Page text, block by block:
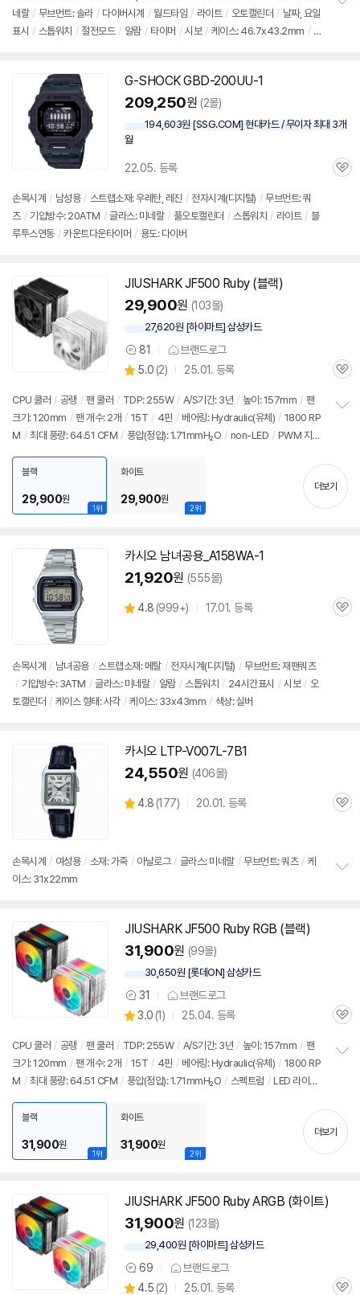
뷰
네랄 / 무브먼트: 솔라 / 다이버시계 / 월드타임 / 라이트 / 오토캘린더 / 날짜, 요일
표시 / 스톱워치 / 절전모드 / 알람 / 타이머 / 시보 / 케이스: 46.7x43.2mm / 알
G-SHOCK GBD-200UU-1
209,250원 (2몰)
194,603원 [SSG.COM] 현대카드 / 무이자 최대 3개
월
22.05. 등록
관
손목시계 / 남성용 / 스트랩소재: 우레탄, 레진 / 전자시계(디지털) / 무브먼트: 쿼
츠 / 기압방수: 20ATM / 글라스: 미네랄 / 풀오토캘린더 / 스톱워치 / 라이트 / 블
루투스연동 / 카운트다운타이머 / 용도: 다이버
JIUSHARKJF500 Ruby (블랙)
29,900원 (103몰)
27,620원 [하이마트] 삼성카드
상
품
견
81 브랜드로그
별
점
5.0 (상
리
뷰
2) 25.01. 등록
관
CPU 쿨러 / 공랭 / 팬 쿨러 / TDP: 255W / A/S기간: 3년 / 높이: 157mm / 팬
크기: 120mm / 팬 개수: 2개 / 15T / 4핀 / 베어링: Hydraulic(유체) / 1800 RP
M / 최대 풍량: 64.51 CFM / 풍압(정압): 1.71mmH₂O / non-LED / PWM 지
기
1위
블랙
29,900원
2위
화이트
29,900원
더보기
카시오 남녀공용_A158WA-1
21,920원 (555몰)
별
4.8 (상
뷰
999+) 17.01. 등록
관
손목시계 / 남녀공용 / 스트랩소재: 메탈 / 전자시계(디지털) / 무브먼트: 재팬쿼츠
/ 기압방수: 3ATM / 글라스: 미네랄 / 알람 / 스톱워치 / 24시간표시 / 시보 / 오
토캘린더 / 케이스 형태: 사각 / 케이스: 33x43mm / 색상: 실버
카시오 LTP-V007L-7B1
24,550원 (406몰)
별
4.8 (상
뷰
177) 20.01. 등록
관
손목시계 / 여성용 / 소재: 가죽 / 아날로그 / 글라스: 미네랄 / 무브먼트: 쿼츠 / 케
이스: 31x22mm
JIUSHARKJF500 Ruby RGB (블랙)
31,900원 (99몰)
30,650원 [롯데ON] 삼성카드
상
품
견
31 브랜드로그
별
점
3.0 (상
리
뷰
1) 25.04. 등록
관
CPU 쿨러 / 공랭 / 팬 쿨러 / TDP: 255W / A/S기간: 3년 / 높이: 157mm / 팬
크기: 120mm / 팬 개수: 2개 / 15T / 4핀 / 베어링: Hydraulic(유체) / 1800 RP
M / 최대 풍량: 64.51 CFM / 풍압(정압): 1.71mmH₂O / 스펙트럼 / LED 라이
기
1위
블랙
31,900원
2위
화이트
31,900원
더보기
JIUSHARKJF500 Ruby ARGB (화이트)
31,900원 (123몰)
29,400원 [하이마트] 삼성카드
상
품
69 브랜드로그
4.5 (상
2) 25.01. 등록